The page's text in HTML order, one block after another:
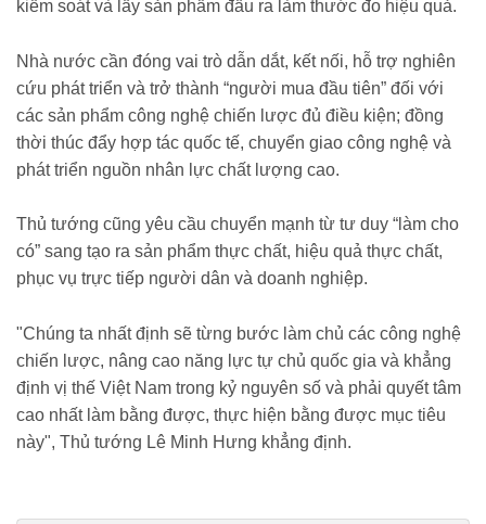
kiểm soát và lấy sản phẩm đầu ra làm thước đo hiệu quả.
Nhà nước cần đóng vai trò dẫn dắt, kết nối, hỗ trợ nghiên
cứu phát triển và trở thành “người mua đầu tiên” đối với
các sản phẩm công nghệ chiến lược đủ điều kiện; đồng
thời thúc đẩy hợp tác quốc tế, chuyển giao công nghệ và
phát triển nguồn nhân lực chất lượng cao.
Thủ tướng cũng yêu cầu chuyển mạnh từ tư duy “làm cho
có” sang tạo ra sản phẩm thực chất, hiệu quả thực chất,
phục vụ trực tiếp người dân và doanh nghiệp.
"Chúng ta nhất định sẽ từng bước làm chủ các công nghệ
chiến lược, nâng cao năng lực tự chủ quốc gia và khẳng
định vị thế Việt Nam trong kỷ nguyên số và phải quyết tâm
cao nhất làm bằng được, thực hiện bằng được mục tiêu
này", Thủ tướng Lê Minh Hưng khẳng định.